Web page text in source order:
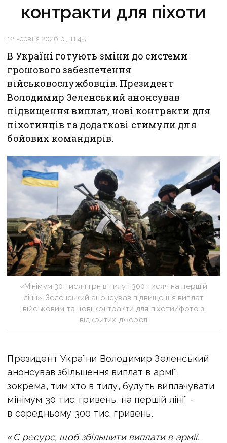
контракти для піхоти
12 червня 2026 р., 11:45
В Україні готують зміни до системи
грошового забезпечення
військовослужбовців. Президент
Володимир Зеленський анонсував
підвищення виплат, нові контракти для
піхотинців та додаткові стимули для
бойових командирів.
«Мінімум 30 тисяч грн в тилу і 300 тисяч на першій
лінії»: Зеленський анонсував підвищення виплат
військовим та нові контракти для піхоти/фото з
відкритих джерел
Президент України Володимир Зеленський
анонсував збільшення виплат в армії,
зокрема, тим хто в тилу, будуть виплачувати
мінімум 30 тис. гривень, на першій лінії -
в середньому 300 тис. гривень.
«Є ресурс, щоб збільшити виплати в армії.